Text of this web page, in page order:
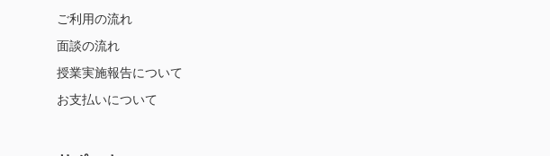
ご利用の流れ
面談の流れ
授業実施報告について
お支払いについて